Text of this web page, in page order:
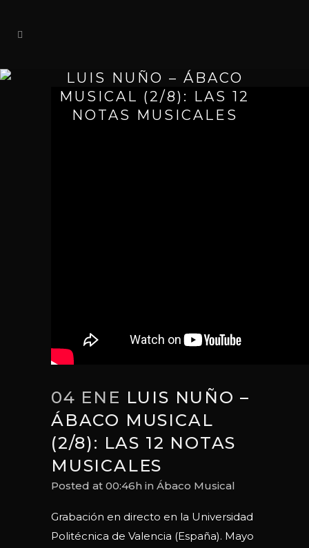
LUIS NUÑO – ÁBACO
MUSICAL (2/8): LAS 12
NOTAS MUSICALES
04 ENE LUIS NUÑO –
ÁBACO MUSICAL
(2/8): LAS 12 NOTAS
MUSICALES
Posted at 00:46h in Ábaco Musical
Grabación en directo en la Universidad
Politécnica de Valencia (España). Mayo